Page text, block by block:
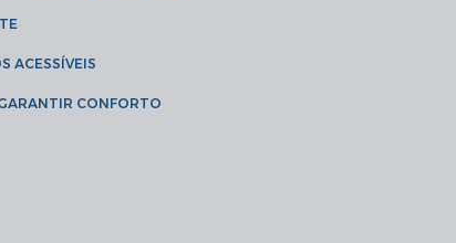
ACESSÍVEIS
CONFORTO